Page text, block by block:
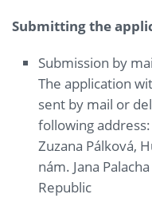
Submitting the
Submission by
The application
sent by mail or
following address:
Zuzana Pálková,
nám. Jana
Republic